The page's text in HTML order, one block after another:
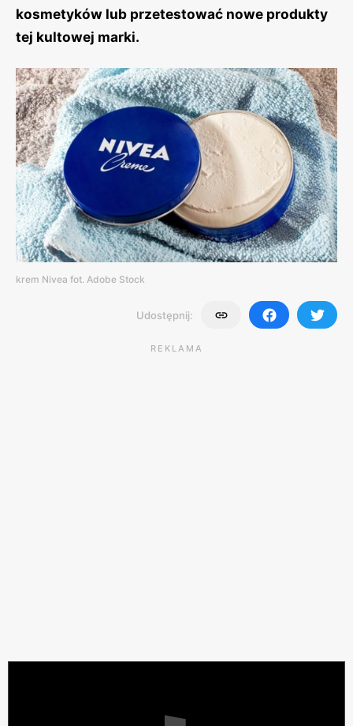
kosmetyków lub przetestować nowe produkty
tej kultowej marki.
krem Nivea fot. Adobe Stock
Udostępnij:
REKLAMA